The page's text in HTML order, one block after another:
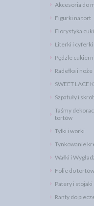
Akcesoria do
Figurki na tort
Florystyka
Literki i cyferki
Pędzle
Radełka i
SWEET LACE
Szpatuły i
Taśmy
tortów
Tylki i worki
Tynkowanie
Wałki i
Folie do
Patery i stojaki
Ranty do